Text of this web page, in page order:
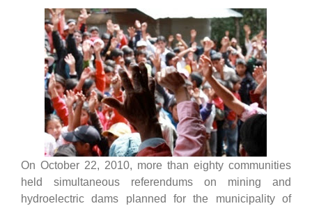
On October 22, 2010, more than eighty communities
held simultaneous referendums on mining and
hydroelectric dams planned for the municipality of